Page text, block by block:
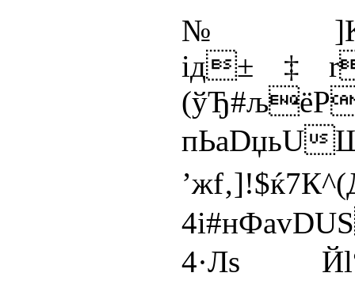
№]K#)ЙА
пЬаDџьU
4·Лs